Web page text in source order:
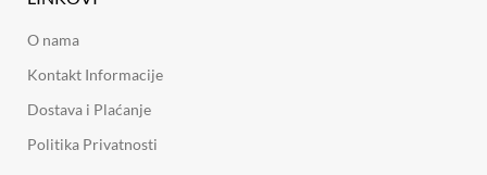
O nama
Kontakt Informacije
Dostava i Plaćanje
Politika Privatnosti